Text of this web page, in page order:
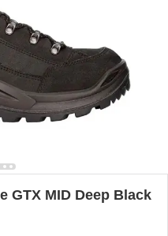
GTX MID Deep Black